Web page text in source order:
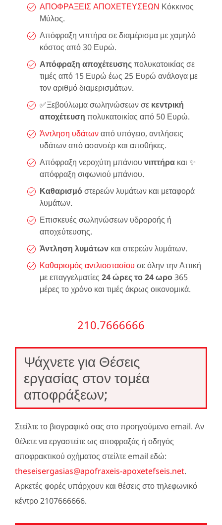
ΑΠΟΦΡΑΞΕΙΣ ΑΠΟΧΕΤΕΥΣΕΩΝ Κόκκινος
Μύλος.
Απόφραξη νιπτήρα σε διαμέρισμα με χαμηλό
κόστος από 30 Ευρώ.
Απόφραξη αποχέτευσηςπολυκατοικίας σε
τιμές από 15 Ευρώ έως 25 Ευρώ ανάλογα με
τον αριθμό διαμερισμάτων.
✅Ξεβούλωμα σωληνώσεων σε κεντρική
αποχέτευση πολυκατοικίας από 50 Ευρώ.
Άντληση υδάτωναπό υπόγειο, αντλήσεις
υδάτων από ασανσέρ και αποθήκες.
Απόφραξη νεροχύτη μπάνιου νιπτήρα και ✨
απόφραξη σιφωνιού μπάνιου.
Καθαρισμόστερεών λυμάτων και μεταφορά
λυμάτων.
Επισκευές σωληνώσεων υδροροής ή
αποχεύτευσης.
Άντληση λυμάτων και στερεών λυμάτων.
Καθαρισμός αντλιοστασίου σε όλην την Αττική
με επαγγελματίες 24 ώρες το 24 ωρο365
μέρες το χρόνο και τιμές άκρως οικονομικά.
210.7666666
Ψάχνετε για Θέσεις
εργασίας στον τομέα
αποφράξεων;
Στείλτε το βιογραφικό σας στο προηγούμενο email. Αν
θέλετε να εργαστείτε ως αποφραξάς ή οδηγός
αποφρακτικού οχήματος στείλτε email εδώ:
theseisergasias@apofraxeis-apoxetefseis.net.
Αρκετές φορές υπάρχουν και θέσεις στο τηλεφωνικό
κέντρο 2107666666.